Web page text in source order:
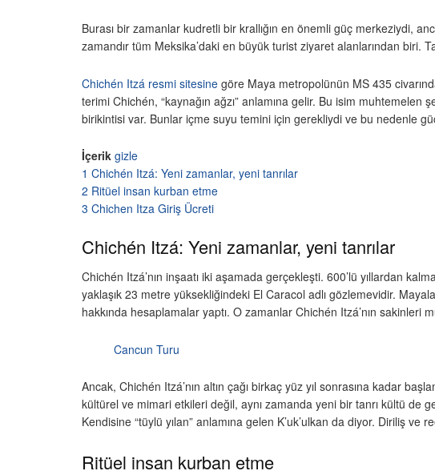
Burası bir zamanlar kudretli bir krallığın en önemli güç merkeziydi,
zamandır tüm Meksika’daki en büyük turist ziyaret alanlarından biri.
Chichén Itzá resmi sitesine göre Maya metropolünün MS 435
terimi Chichén, “kaynağın ağzı” anlamına gelir. Bu isim
birikintisi var. Bunlar içme suyu temini için gerekliydi ve bu nedenle
İçerik gizle
1 Chichén Itzá: Yeni zamanlar, yeni tanrılar
2 Ritüel insan kurban etme
3 Chichen Itza Giriş Ücreti
Chichén Itzá: Yeni zamanlar, yeni tanrılar
Chichén Itzá’nın inşaatı iki aşamada gerçekleşti. 600’lü yıllardan
yaklaşık 23 metre yüksekliğindeki El Caracol adlı gözlemevidir.
hakkında hesaplamalar yaptı. O zamanlar Chichén Itzá’nın
Cancun Turu
Ancak, Chichén Itzá’nın altın çağı birkaç yüz yıl sonrasına kadar
kültürel ve mimari etkileri değil, aynı zamanda yeni bir tanrı kültü de
Kendisine “tüylü yılan” anlamına gelen K’uk’ulkan da diyor. Diriliş
Ritüel insan kurban etme